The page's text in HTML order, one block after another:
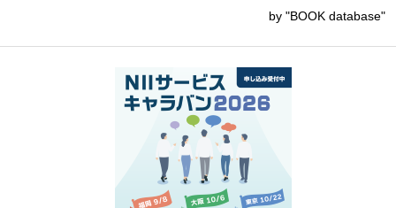
by "BOOK database"